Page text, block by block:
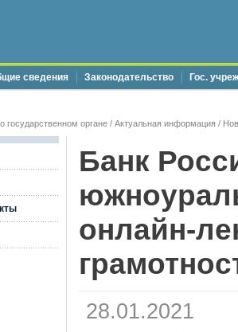
сведения Законодательство Гос.
государственном органе / Актуальная информация /
Банк
онлайн-
28.01.2021